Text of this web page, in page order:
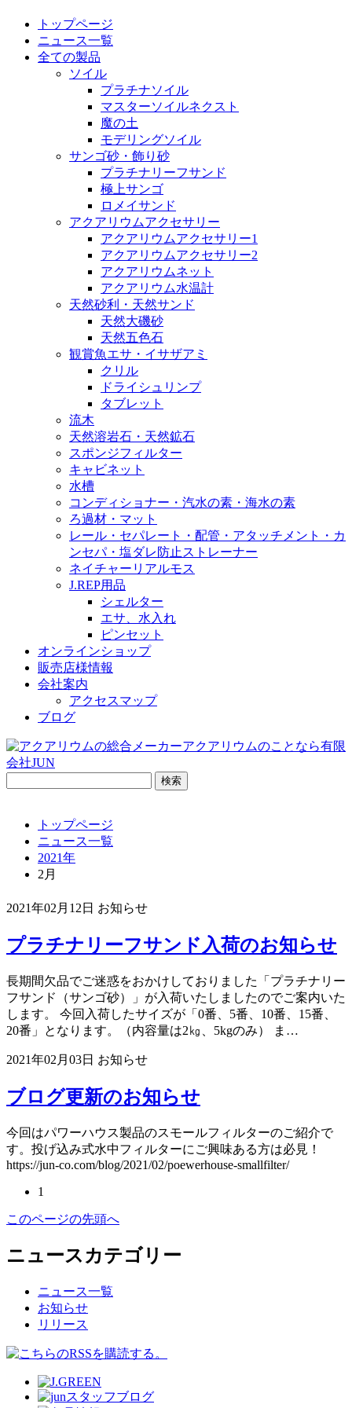
トップページ
ニュース一覧
全ての製品
ソイル
プラチナソイル
マスターソイルネクスト
魔の土
モデリングソイル
サンゴ砂・飾り砂
プラチナリーフサンド
極上サンゴ
ロメイサンド
アクアリウムアクセサリー
アクアリウムアクセサリー1
アクアリウムアクセサリー2
アクアリウムネット
アクアリウム水温計
天然砂利・天然サンド
天然大磯砂
天然五色石
観賞魚エサ・イサザアミ
クリル
ドライシュリンプ
タブレット
流木
天然溶岩石・天然鉱石
スポンジフィルター
キャビネット
水槽
コンディショナー・汽水の素・海水の素
ろ過材・マット
レール・セパレート・配管・アタッチメント・カ
ンセパ・塩ダレ防止ストレーナー
ネイチャーリアルモス
J.REP用品
シェルター
エサ、水入れ
ピンセット
オンラインショップ
販売店様情報
会社案内
アクセスマップ
ブログ
トップページ
ニュース一覧
2021年
2月
2021年02月12日 お知らせ
プラチナリーフサンド入荷のお知らせ
長期間欠品でご迷惑をおかけしておりました「プラチナリー
フサンド（サンゴ砂）」が入荷いたしましたのでご案内いた
します。 今回入荷したサイズが「0番、5番、10番、15番、
20番」となります。（内容量は2㎏、5kgのみ） ま…
2021年02月03日 お知らせ
ブログ更新のお知らせ
今回はパワーハウス製品のスモールフィルターのご紹介で
す。投げ込み式水中フィルターにご興味ある方は必見！
https://jun-co.com/blog/2021/02/poewerhouse-smallfilter/
1
このページの先頭へ
ニュースカテゴリー
ニュース一覧
お知らせ
リリース